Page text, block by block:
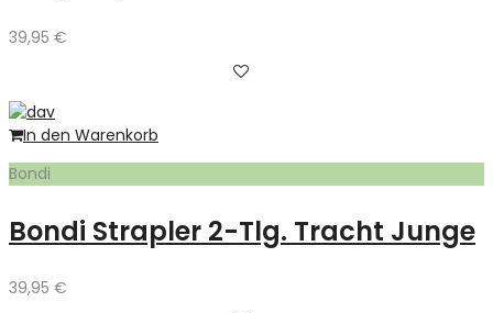
39,95 €
In den Warenkorb
Bondi
Bondi Strapler 2-Tlg. Tracht Junge
39,95 €